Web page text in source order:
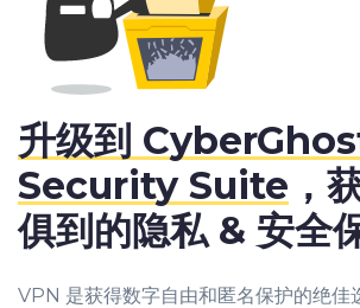
VPN 是获得数字自由和匿名保护的绝佳
升级到
Security Suite ，
俱到的隐私 & 安全